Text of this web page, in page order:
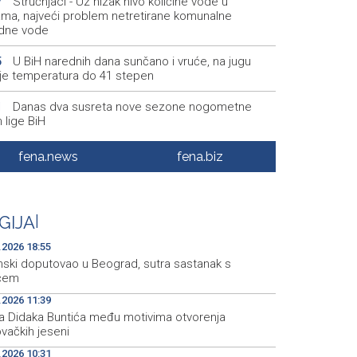
najveći problem netretirane komunalne
vode
U BiH narednih dana sunčano i vruće, na jugu
temperatura do 41 stepen
Danas dva susreta nove sezone nogometne
lige BiH
Jakšić: U četiri godine građanima USK-a vraćeno
Požar na području Kanjine i Živašnice i dalje
angažirani brojni vatrogasci i helikopteri
fena.news fena.biz
18:55
doputovao u Beograd, sutra sastanak s
11:39
Didaka Buntića među motivima otvorenja
jeseni
10:31